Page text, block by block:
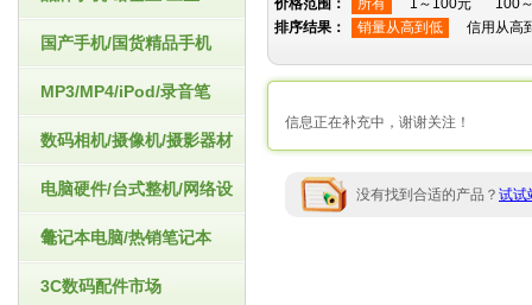
国产手机/国货精品手机
MP3/MP4/iPod/录音笔
数码相机/摄像机/摄影器材
电脑硬件/台式整机/网络设
备
笔记本电脑/热销笔记本
3C数码配件市场
价格范围： 所有 1～100元
100
排序结果：
销量从高到低 信用从高
信息正在补充中，谢谢关注！
没有找到合适的产品？ 试试